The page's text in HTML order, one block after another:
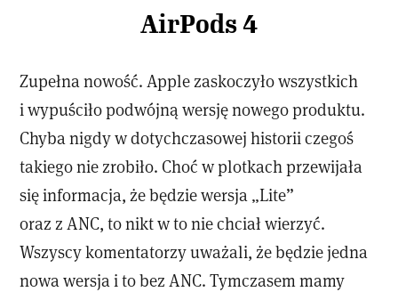
AirPods 4
Zupełna nowość. Apple zaskoczyło wszystkich
i wypuściło podwójną wersję nowego produktu.
Chyba nigdy w dotychczasowej historii czegoś
takiego nie zrobiło. Choć w plotkach przewijała
się informacja, że będzie wersja „Lite”
oraz z ANC, to nikt w to nie chciał wierzyć.
Wszyscy komentatorzy uważali, że będzie jedna
nowa wersja i to bez ANC. Tymczasem mamy